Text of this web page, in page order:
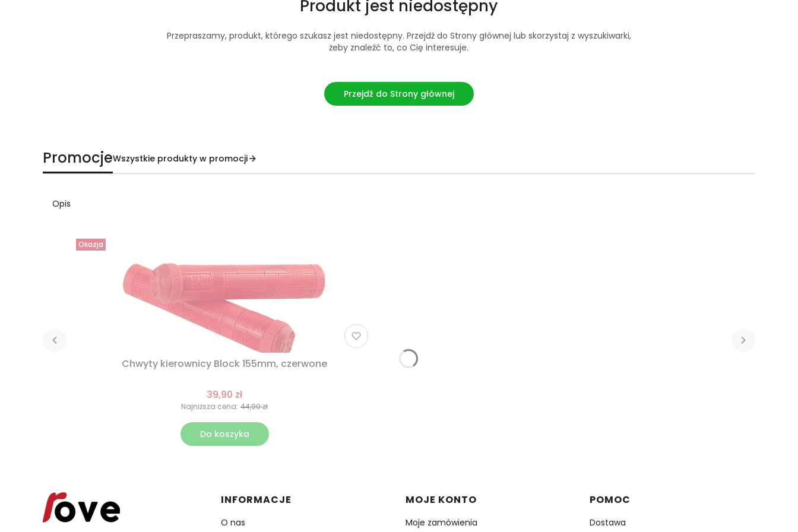
Produkt jest niedostępny
Przepraszamy, produkt, którego szukasz jest niedostępny. Przejdź do Strony głównej lub skorzystaj z wyszukiwarki,
żeby znaleźć to, co Cię interesuje.
Przejdź do Strony głównej
PromocjeWszystkie produkty w promocji
Opis
Okazja
Chwyty kierownicy Block 155mm, czerwone
39,90 zł
Najniższa cena: 44,90 zł
Do koszyka
Linki w stopce
INFORMACJE
O nas
MOJE KONTO
Moje zamówienia
POMOC
Dostawa